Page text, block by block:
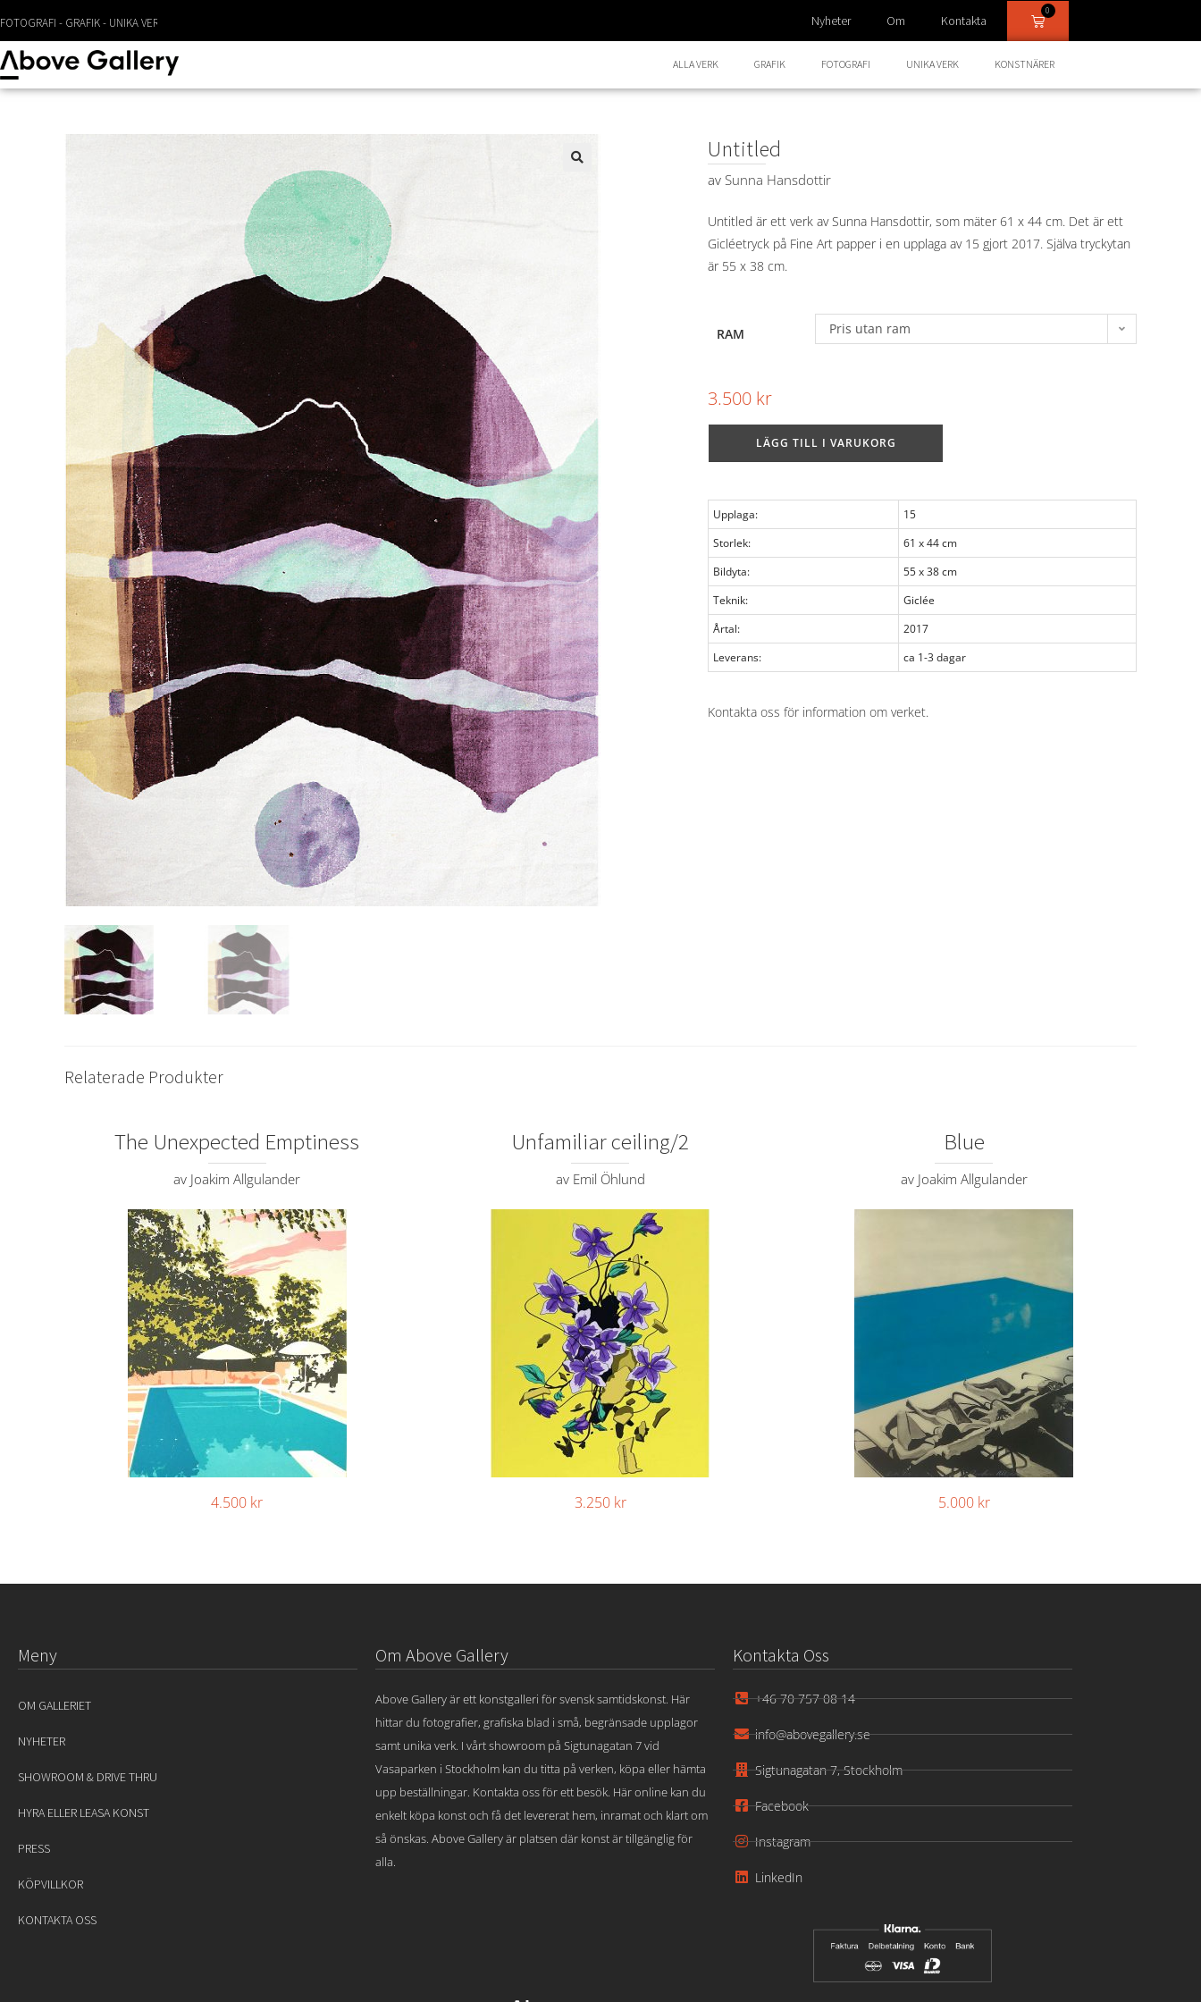
FOTOGRAFI - GRAFIK - UNIKA VERK Nyheter Om Kontakta
0
ALLA VERK GRAFIK FOTOGRAFI UNIKA VERK KONSTNÄRER
Untitled
av Sunna Hansdottir
Untitled är ett verk av Sunna Hansdottir, som mäter 61 x 44 cm. Det är ett
Gicléetryck på Fine Art papper i en upplaga av 15 gjort 2017. Själva tryckytan
är 55 x 38 cm.
RAM Pris utan ram
3.500 kr
LÄGG TILL I VARUKORG
Upplaga:
15
Storlek:
61 x 44 cm
Bildyta:
55 x 38 cm
Teknik:
Giclée
Årtal:
2017
Leverans:
ca 1-3 dagar
Kontakta oss för information om verket.
Relaterade Produkter
The Unexpected Emptiness
av Joakim Allgulander
4.500 kr
Unfamiliar ceiling/2
av Emil Öhlund
3.250 kr
Blue
av Joakim Allgulander
5.000 kr
Meny
OM GALLERIET
NYHETER
SHOWROOM & DRIVE THRU
HYRA ELLER LEASA KONST
PRESS
KÖPVILLKOR
KONTAKTA OSS
Om Above Gallery
Above Gallery är ett konstgalleri för svensk samtidskonst. Här
hittar du fotografier, grafiska blad i små, begränsade upplagor
samt unika verk. I vårt showroom på Sigtunagatan 7 vid
Vasaparken i Stockholm kan du titta på verken, köpa eller hämta
upp beställningar. Kontakta oss för ett besök. Här online kan du
enkelt köpa konst och få det levererat hem, inramat och klart om
så önskas. Above Gallery är platsen där konst är tillgänglig för
alla.
Kontakta Oss
+46 70 757 08 14
info@abovegallery.se
Sigtunagatan 7, Stockholm
Facebook
Instagram
LinkedIn